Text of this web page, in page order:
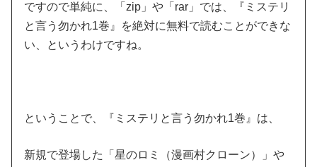
ですので単純に、「zip」や「rar」では、『ミステリ
と言う勿かれ1巻』を絶対に無料で読むことができな
い、というわけですね。
ということで、『ミステリと言う勿かれ1巻』は、
新規で登場した「星のロミ（漫画村クローン）」や